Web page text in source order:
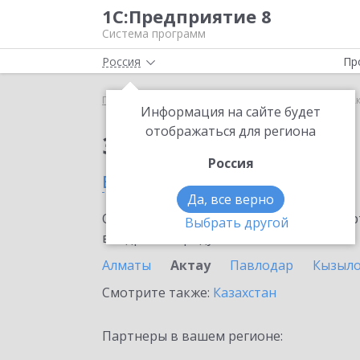
1С:Предприятие 8
Система программ
Россия
Информация на сайте будет
отображаться для региона
Россия
Да, все верно
Выбрать другой
Главная 1С:МДЛП в
Заказать 1С:МДЛП
в Актау
Ознакомьтесь с информационными
внедрение продукта.
Алматы
Актау Павлодар
Смотрите также: Казахстан
Партнеры в вашем регионе: